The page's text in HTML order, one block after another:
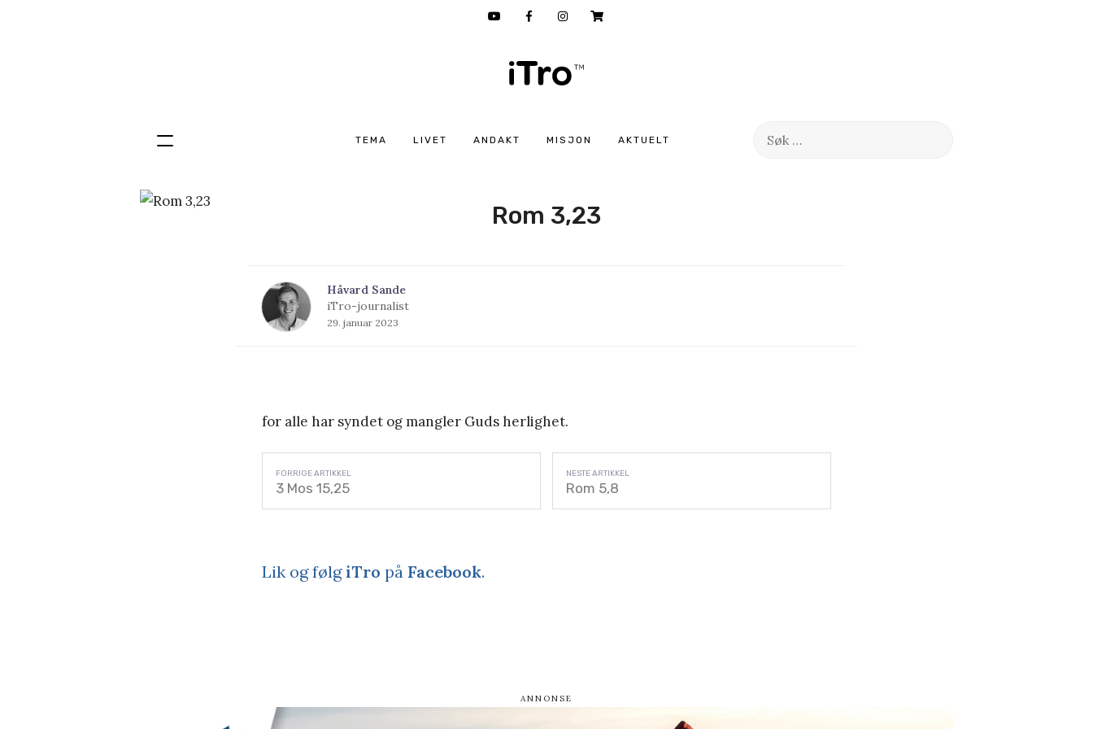
TEMA LIVET ANDAKT MISJON AKTUELT
Søk
Hopp
innhold
Rom 3,23
Håvard Sande
iTro-journalist
29. januar 2023
for alle har syndet og mangler Guds herlighet.
3 Mos 15,25 Rom 5,8
Lik og følgiTro på Facebook.